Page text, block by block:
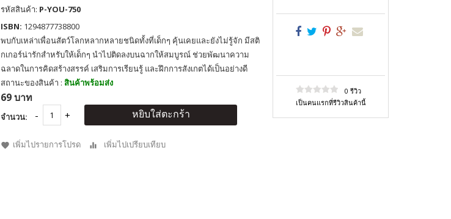
รหัสสินค้า: P-YOU-750
ISBN: 1294877738800
พบกับเหล่าเพื่อนสัตว์โลกหลากหลายชนิดทั้งที่เด็กๆ คุ้นเคยและยังไม่รู้จัก มีสติ
กเกอร์น่ารักสำหรับให้เด็กๆ นำไปติดลงบนฉากให้สมบูรณ์ ช่วยพัฒนาความ
ฉลาดในการคิดสร้างสรรค์ เสริมการเรียนรู้ และฝึกการสังเกตได้เป็นอย่างดี
สถานะของสินค้า : สินค้าพร้อมส่ง
69 บาท
จำนวน: หยิบใส่ตะกร้า
เพิ่มไปรายการโปรด เพิ่มไปเปรียบเทียบ
0 รีวิว
เป็นคนแรกที่รีวิวสินค้านี้